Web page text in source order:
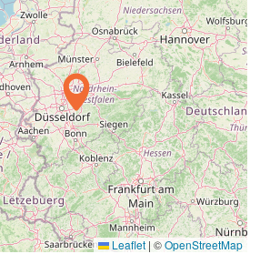
Leaflet | ©OpenStreetMap